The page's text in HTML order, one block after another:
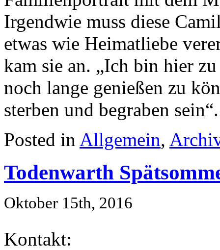
Irgendwie muss diese
etwas wie Heimatliebe
kam sie an. „Ich bin hier
noch lange genießen zu
sterben und begraben sein“.
Posted in Allgemein,
Todenwarth
Oktober 15th, 2016
Kontakt: